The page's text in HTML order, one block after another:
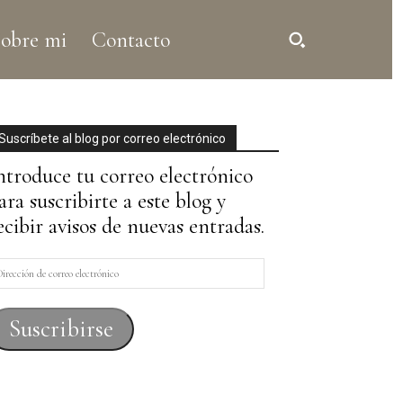
mi Contacto
al blog por correo electrónico
tu correo electrónico
suscribirte a este blog y
avisos de nuevas entradas.
Suscribirse